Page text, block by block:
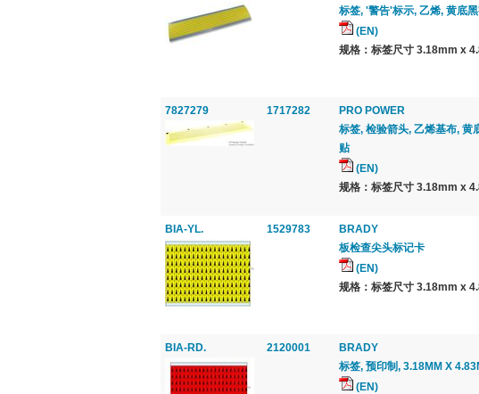
标签, '警告'标示, 乙烯, 黄底
(EN)
规格：标签尺寸 3.18mm x
7827279 1717282
PRO POWER
标签, 检验箭头, 乙烯基布,
贴
(EN)
规格：标签尺寸 3.18mm x
BIA-YL. 1529783
BRADY
板检查尖头标记卡
(EN)
规格：标签尺寸 3.18mm x
BIA-RD. 2120001
BRADY
标签, 预印制, 3.18MM X
(EN)